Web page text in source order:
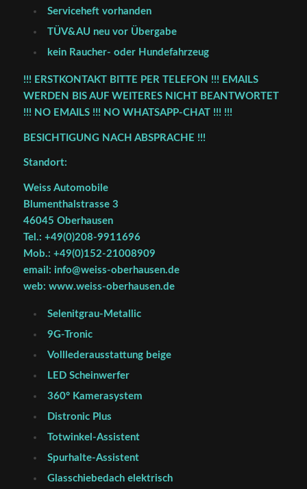
Serviceheft vorhanden
TÜV&AU neu vor Übergabe
kein Raucher- oder Hundefahrzeug
!!! ERSTKONTAKT BITTE PER TELEFON !!! EMAILS
WERDEN BIS AUF WEITERES NICHT BEANTWORTET
!!! NO EMAILS !!! NO WHATSAPP-CHAT !!! !!!
BESICHTIGUNG NACH ABSPRACHE !!!
Standort:
Weiss Automobile
Blumenthalstrasse 3
46045 Oberhausen
Tel.: +49(0)208-9911696
Mob.: +49(0)152-21008909
email: info@weiss-oberhausen.de
web: www.weiss-oberhausen.de
Selenitgrau-Metallic
9G-Tronic
Volllederausstattung beige
LED Scheinwerfer
360° Kamerasystem
Distronic Plus
Totwinkel-Assistent
Spurhalte-Assistent
Glasschiebedach elektrisch